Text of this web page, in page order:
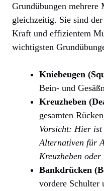
Grundübungen mehrere
gleichzeitig. Sie sind
Kraft und effizientem
wichtigsten
Kniebeugen
Bein- und
Kreuzheben
gesamten
Vorsicht: Hier ist
Alternativen für
Kreuzheben
Bankdrücken
vordere Schulter